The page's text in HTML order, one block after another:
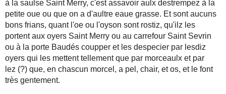
à la saulse Saint Merry, c'est assavoir aulx destrempez à la
petite oue ou que on a d'aultre eaue grasse. Et sont aucuns
bons frians, quant l'oe ou l'oyson sont rostiz, qu'ilz les
portent aux oyers Saint Merry ou au carrefour Saint Sevrin
ou à la porte Baudés coupper et les despecier par lesdiz
oyers qui les mettent tellement que par morceaulx et par
lez (?) que, en chascun morcel, a pel, chair, et os, et le font
très gentement.